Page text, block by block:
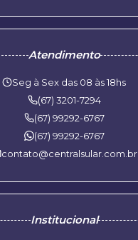
Atendimento
Seg à Sex das 08 às 18hs
(67) 3201-7294
(67) 99292-6767
(67) 99292-6767
contato@centralsular.com.br
Institucional